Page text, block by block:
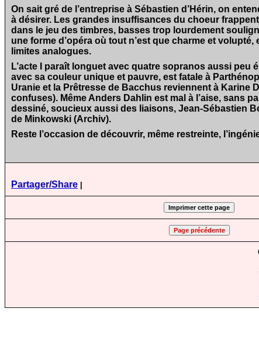
On sait gré de l’entreprise à Sébastien d’Hérin, on
à désirer. Les grandes insuffisances du choeur
dans le jeu des timbres, basses trop lourdement
une forme d’opéra où tout n’est que charme et
limites analogues.
L’acte I paraît longuet avec quatre sopranos aussi peu
avec sa couleur unique et pauvre, est fatale à
Uranie et la Prêtresse de Bacchus reviennent à Karine
confuses). Même Anders Dahlin est mal à l’aise, sans
dessiné, soucieux aussi des liaisons, Jean-Sébastien
de Minkowski (Archiv).
Reste l’occasion de découvrir, même restreinte,
Partager/Share